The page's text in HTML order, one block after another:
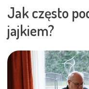
Jak często
jajkiem?